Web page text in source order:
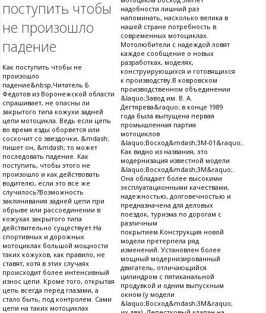
поступить чтобы
не произошло
падение
Как поступить чтобы не
произошло
падение&nbsp;Читатель Б.
Федотов из Воронежской области
спрашивает, не опасны ли
закрытого типа кожухи задней
цепи мотоцикла. Ведь если цепь
во время езды оборвется или
соскочит со звездочки, &mdash;
пишет он, &mdash; то может
последовать падение. Как
поступить, чтобы этого не
произошло и как действовать
водителю, если это все же
случилось?Возможность
заклинивания задней цепи при
обрыве или рассоединении в
кожухах закрытого типа
действительно существует.На
спортивных и дорожных
мотоциклах большой мощности
таких кожухов, как правило, не
ставят, хотя в этих случаях
происходит более интенсивный
износ цепи. Кроме того, открытая
цепь всегда перед глазами, а
стало быть, под контролем. Сами
цепи на таких мотоциклах
надобности лишний раз
напоминать, насколько велика в
нашей стране потребность в
современных мотоциклах.
Мотолюбители с надеждой ловят
каждое сообщение о новых
разработках, моделях,
конструирующихся и готовящихся
к производству.В ковровском
производственном объединении
&laquo;Завод им. В. А.
Дегтярева&raquo; в конце 1989
года была выпущена первая
промышленная партия
мотоциклов
&laquo;Восход&mdash;3М-01&raquo;.
Как видно из названия, это
модернизация известной модели
&laquo;Восход&mdash;3М&raquo;.
Она обладает более высокими
эксплуатационными качествами,
надежностью, долговечностью и
предназначена для деловых
поездок, туризма по дорогам с
различным
покрытием.Конструкция новой
модели претерпела ряд
изменений. Установлен более
мощный модернизированный
двигатель, отличающийся
цилиндром с пятиканальной
продувкой и одним выпускным
окном (у модели
&laquo;Восход&mdash;3М&raquo;